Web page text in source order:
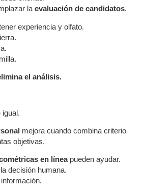
la evaluación de candidatos.
experiencia y olfato.
el análisis.
mejora cuando combina criterio
objetivas.
en líneapueden ayudar.
decisión humana.